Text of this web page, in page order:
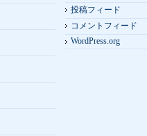
投稿フィード
コメントフィード
WordPress.org